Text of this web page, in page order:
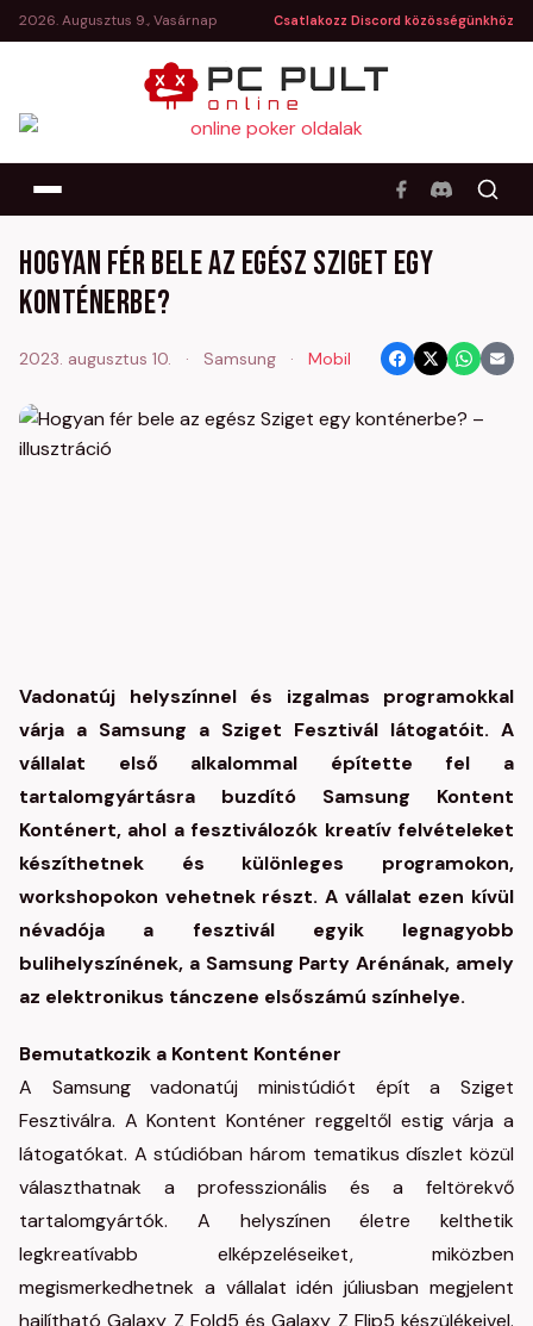
2026. Augusztus 9., Vasárnap Csatlakozz Discord közösségünkhöz
Hogyan fér bele az egész Sziget egy
konténerbe?
2023. augusztus 10. · Samsung · Mobil
Vadonatúj helyszínnel és izgalmas programokkal
várja a Samsung a Sziget Fesztivál látogatóit. A
vállalat első alkalommal építette fel a
tartalomgyártásra buzdító Samsung Kontent
Konténert, ahol a fesztiválozók kreatív felvételeket
készíthetnek és különleges programokon,
workshopokon vehetnek részt. A vállalat ezen kívül
névadója a fesztivál egyik legnagyobb
bulihelyszínének, a Samsung Party Arénának, amely
az elektronikus tánczene elsőszámú színhelye.
Bemutatkozik a Kontent Konténer
A Samsung vadonatúj ministúdiót épít a Sziget
Fesztiválra. A Kontent Konténer reggeltől estig várja a
látogatókat. A stúdióban három tematikus díszlet közül
választhatnak a professzionális és a feltörekvő
tartalomgyártók. A helyszínen életre kelthetik
legkreatívabb elképzeléseiket, miközben
megismerkedhetnek a vállalat idén júliusban megjelent
hajlítható Galaxy Z Fold5 és Galaxy Z Flip5 készülékeivel.